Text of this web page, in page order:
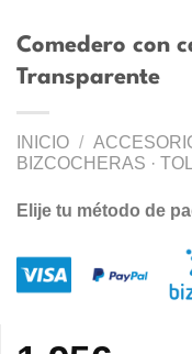
Comedero con
Transparente
INICIO /
BIZCOCHERAS ·
Elije tu método de